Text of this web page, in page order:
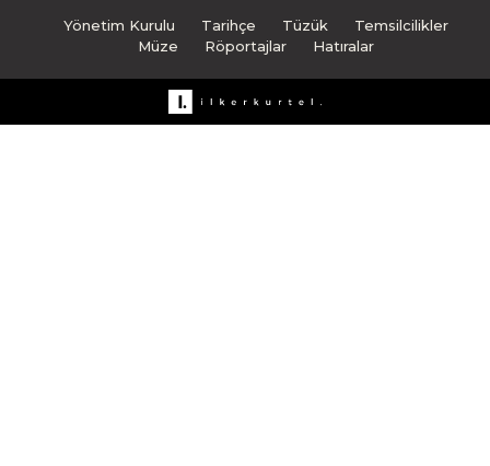
Yönetim Kurulu Tarihçe Tüzük
Temsilcilikler
Müze
Röportajlar Hatıralar